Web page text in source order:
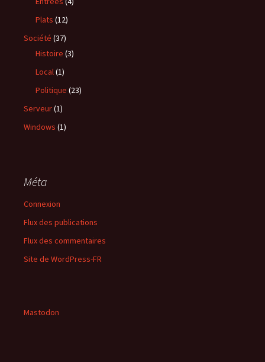
Plats (12)
Société (37)
Histoire (3)
Local(1)
Politique (23)
Serveur(1)
Windows (1)
Méta
Connexion
Flux des publications
Flux des commentaires
Site de WordPress-FR
Mastodon